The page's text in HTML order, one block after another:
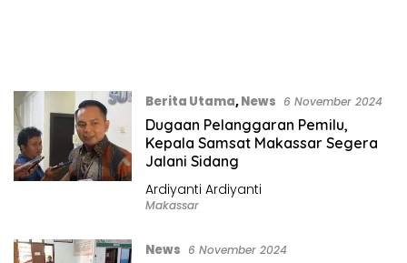
Berita Utama,News 6 November 2024
Dugaan Pelanggaran Pemilu,
Kepala Samsat Makassar Segera
Jalani Sidang
Ardiyanti Ardiyanti
Makassar
News 6 November 2024